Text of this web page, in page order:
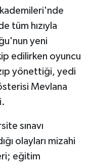
tüm hızıyla
yeni
edilirken oyuncu
yönettiği, yedi
Mevlana
sınavı
olayları mizahi
eğitim